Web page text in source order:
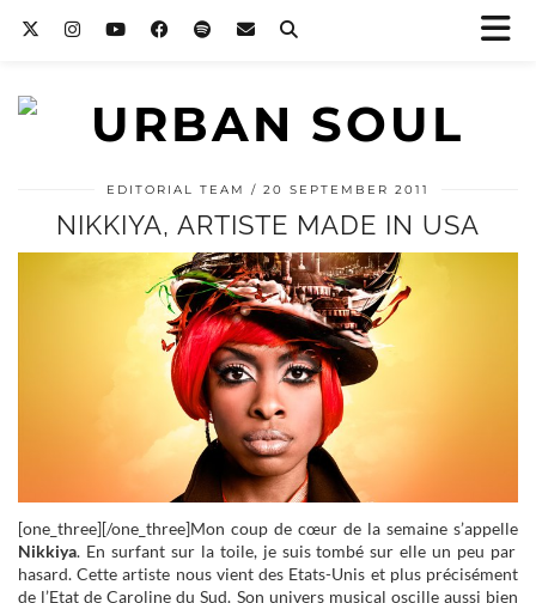
EDITORIAL TEAM 20 SEPTEMBER 2011
NIKKIYA, ARTISTE MADE IN USA
[one_three][/one_three]Mon coup de cœur de la semaine s’appelle
Nikkiya. En surfant sur la toile, je suis tombé sur elle un peu par
hasard. Cette artiste nous vient des Etats-Unis et plus précisément
de l’Etat de Caroline du Sud. Son univers musical oscille aussi bien